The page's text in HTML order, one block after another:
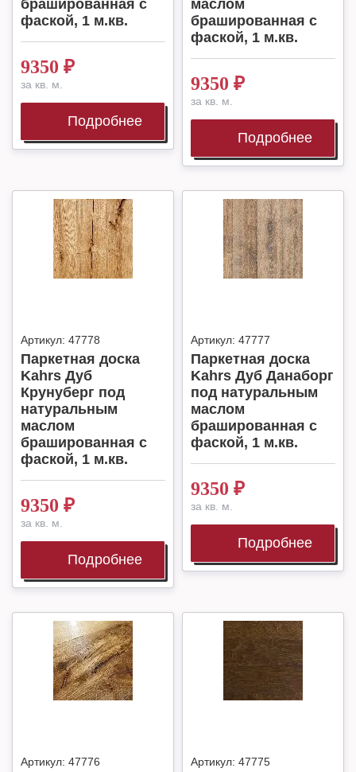
брашированная с
фаской, 1 м.кв.
9350 ₽
за кв. м.
Подробнее
маслом
брашированная с
фаской, 1 м.кв.
9350 ₽
за кв. м.
Подробнее
Артикул: 47778
Паркетная доска
Kahrs Дуб
Крунуберг под
натуральным
маслом
брашированная с
фаской, 1 м.кв.
9350 ₽
за кв. м.
Подробнее
Артикул: 47777
Паркетная доска
Kahrs Дуб Данаборг
под натуральным
маслом
брашированная с
фаской, 1 м.кв.
9350 ₽
за кв. м.
Подробнее
Артикул: 47776 Артикул: 47775